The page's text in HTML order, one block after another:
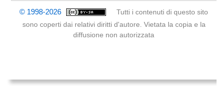
© 1998-2026
Tutti i contenuti di questo sito
sono coperti dai relativi diritti d'autore. Vietata la copia e la
diffusione non autorizzata